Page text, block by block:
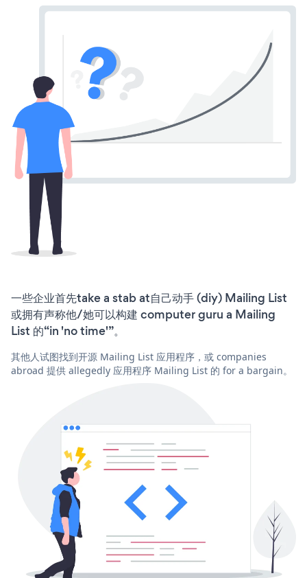
一些企业首先take a stab at自己动手 (diy) Mailing List
或拥有声称他/她可以构建 computer guru a Mailing
List 的“in 'no time'”。
其他人试图找到开源 Mailing List 应用程序，或 companies
abroad 提供 allegedly 应用程序 Mailing List 的 for a bargain。